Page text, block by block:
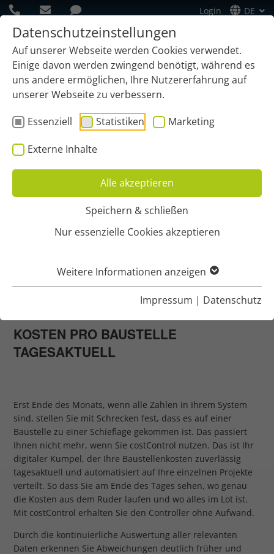
Datenschutzeinstellungen
Auf unserer Webseite werden Cookies verwendet.
Einige davon werden zwingend benötigt, während es
uns andere ermöglichen, Ihre Nutzererfahrung auf
unserer Webseite zu verbessern.
Essenziell
Statistiken Marketing
Externe Inhalte
Alle akzeptieren
Speichern & schließen
Nur essenzielle Cookies akzeptieren
Weitere Informationen anzeigen
Impressum | Datenschutz
Login DE
costControl
COSTCONTROL – DER
CONTROLLER OHNE
KOSTEN PRO BAUSTELLE
TAGESAKTUELL
Erst Ende des Monats, wenn alle Zahlen in Ihrem System
sind, stellen Sie mit Schrecken fest, dass es auf einer
Baustelle zu einer Schieflage gekommen ist. Das passiert
Ihnen nicht mehr, wenn Sie costControl nutzen. Das ist Ihr
digitaler Kumpel, der Ihre Baustellenkosten zuverlässig
tagesaktuell und automatisiert auf Ihre einzelnen Projekte
verteilt. So dass Sie am Ende des Tages sehen, wo genau
die Kosten aus dem Ruder laufen und wo alles im Lot ist.
Mit costControl erhalten Sie den Controller ohne Aufwand.
Durch die kontinuierliche Auswertung aller relevanten
Daten erkennen Sie Abweichungen deutlich früher und